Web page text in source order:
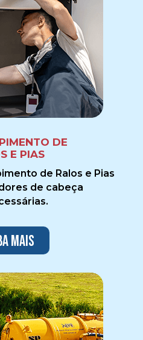
DE
E PIAS
de Ralos e Pias
de cabeça
mais